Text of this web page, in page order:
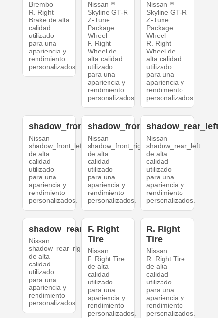
Brembo
R. Right
Brake de alta
calidad
utilizado
para una
apariencia y
rendimiento
personalizados.
Nissan™
Skyline GT-R
Z-Tune
Package
Wheel
F. Right
Wheel de
alta calidad
utilizado
para una
apariencia y
rendimiento
personalizados.
Nissan™
Skyline GT-R
Z-Tune
Package
Wheel
R. Right
Wheel de
alta calidad
utilizado
para una
apariencia y
rendimiento
personalizados.
shadow_front_left
Nissan
shadow_front_left
de alta
calidad
utilizado
para una
apariencia y
rendimiento
personalizados.
shadow_front_right
Nissan
shadow_front_right
de alta
calidad
utilizado
para una
apariencia y
rendimiento
personalizados.
Nissan
shadow_rear_left
de alta
calidad
utilizado
para una
apariencia y
rendimiento
personalizados.
shadow_rear_right
Nissan
shadow_rear_right
de alta
calidad
utilizado
para una
apariencia y
rendimiento
personalizados.
F. Right
Tire
Nissan
F. Right Tire
de alta
calidad
utilizado
para una
apariencia y
rendimiento
personalizados.
R. Right
Tire
Nissan
R. Right Tire
de alta
calidad
utilizado
para una
apariencia y
rendimiento
personalizados.